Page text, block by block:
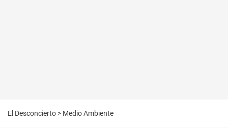
El Desconcierto > Medio Ambiente